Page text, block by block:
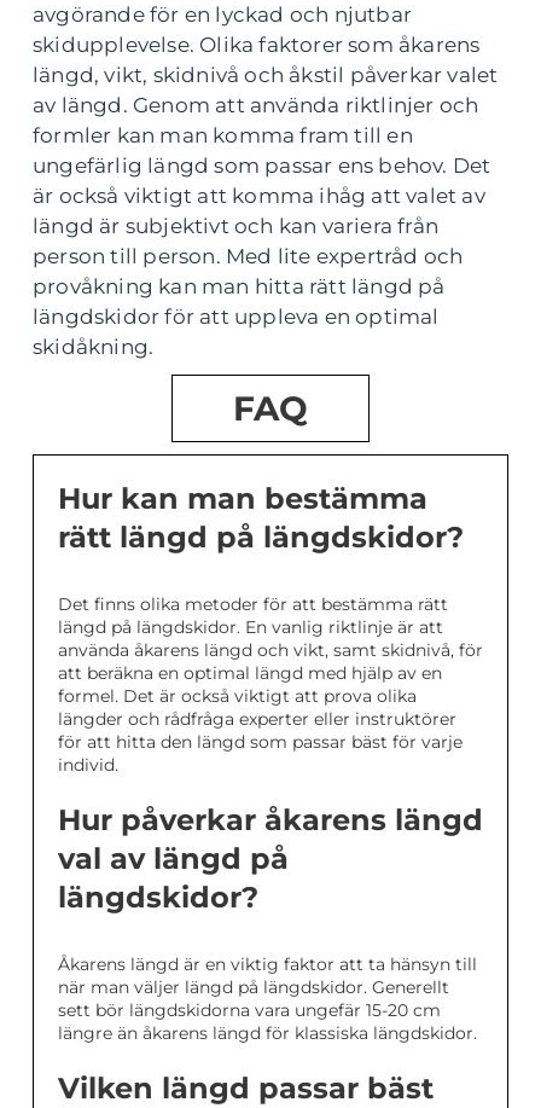
avgörande för en lyckad och njutbar
skidupplevelse. Olika faktorer som åkarens
längd, vikt, skidnivå och åkstil påverkar valet
av längd. Genom att använda riktlinjer och
formler kan man komma fram till en
ungefärlig längd som passar ens behov. Det
är också viktigt att komma ihåg att valet av
längd är subjektivt och kan variera från
person till person. Med lite expertråd och
provåkning kan man hitta rätt längd på
längdskidor för att uppleva en optimal
skidåkning.
FAQ
Hur kan man bestämma
rätt längd på längdskidor?
Det finns olika metoder för att bestämma rätt
längd på längdskidor. En vanlig riktlinje är att
använda åkarens längd och vikt, samt skidnivå, för
att beräkna en optimal längd med hjälp av en
formel. Det är också viktigt att prova olika
längder och rådfråga experter eller instruktörer
för att hitta den längd som passar bäst för varje
individ.
Hur påverkar åkarens längd
val av längd på
längdskidor?
Åkarens längd är en viktig faktor att ta hänsyn till
när man väljer längd på längdskidor. Generellt
sett bör längdskidorna vara ungefär 15-20 cm
längre än åkarens längd för klassiska längdskidor.
Vilken längd passar bäst